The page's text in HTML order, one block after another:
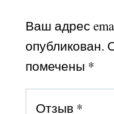
Ваш адрес
опубликован.
помечены *